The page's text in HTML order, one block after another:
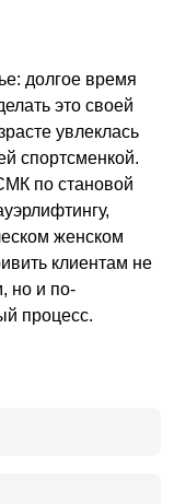
долгое время
это своей
увлеклась
спортсменкой.
по становой
женском
клиентам не
но и по-
процесс.